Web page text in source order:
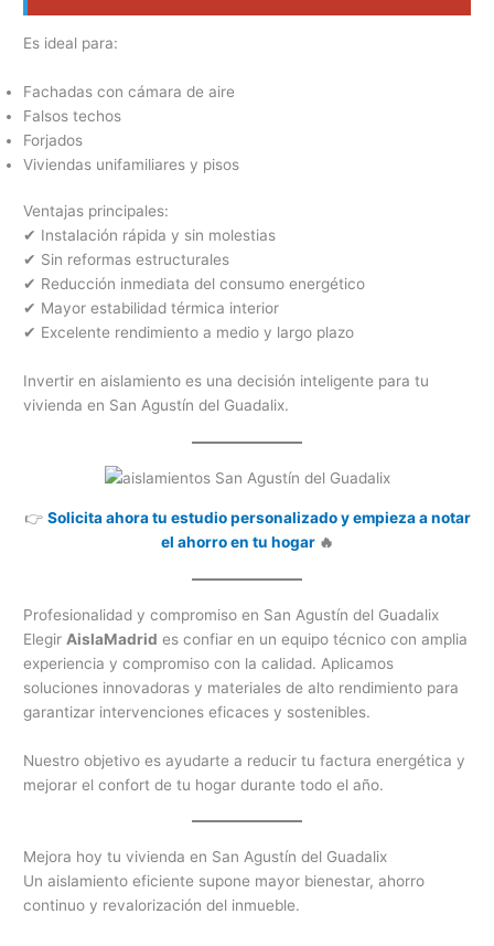
Es ideal para:
Fachadas con cámara de aire
Falsos techos
Forjados
Viviendas unifamiliares y pisos
Ventajas principales:
✔ Instalación rápida y sin molestias
✔ Sin reformas estructurales
✔ Reducción inmediata del consumo energético
✔ Mayor estabilidad térmica interior
✔ Excelente rendimiento a medio y largo plazo
Invertir en aislamiento es una decisión inteligente para tu
vivienda en San Agustín del Guadalix.
👉 Solicita ahora tu estudio personalizado y empieza a notar
el ahorro en tu hogar🔥
Profesionalidad y compromiso en San Agustín del Guadalix
Elegir AislaMadrid es confiar en un equipo técnico con amplia
experiencia y compromiso con la calidad. Aplicamos
soluciones innovadoras y materiales de alto rendimiento para
garantizar intervenciones eficaces y sostenibles.
Nuestro objetivo es ayudarte a reducir tu factura energética y
mejorar el confort de tu hogar durante todo el año.
Mejora hoy tu vivienda en San Agustín del Guadalix
Un aislamiento eficiente supone mayor bienestar, ahorro
continuo y revalorización del inmueble.